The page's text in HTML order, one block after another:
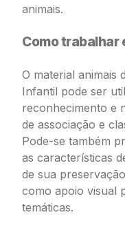
animais.
Como trabalhar
O material animais
Infantil pode ser
reconhecimento e
de associação e
Pode-se também
as características
de sua
como apoio visual
temáticas.